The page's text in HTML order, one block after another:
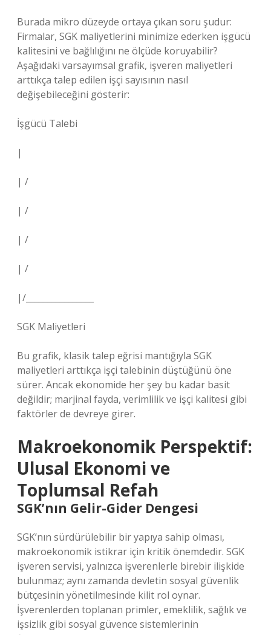
Burada mikro düzeyde ortaya çıkan soru şudur:
Firmalar, SGK maliyetlerini minimize ederken işgücü
kalitesini ve bağlılığını ne ölçüde koruyabilir?
Aşağıdaki varsayımsal grafik, işveren maliyetleri
arttıkça talep edilen işçi sayısının nasıl
değişebileceğini gösterir:
İşgücü Talebi
|
| /
| /
| /
| /
|/________________
SGK Maliyetleri
Bu grafik, klasik talep eğrisi mantığıyla SGK
maliyetleri arttıkça işçi talebinin düştüğünü öne
sürer. Ancak ekonomide her şey bu kadar basit
değildir; marjinal fayda, verimlilik ve işçi kalitesi gibi
faktörler de devreye girer.
Makroekonomik Perspektif:
Ulusal Ekonomi ve
Toplumsal Refah
SGK’nın Gelir-Gider Dengesi
SGK’nın sürdürülebilir bir yapıya sahip olması,
makroekonomik istikrar için kritik önemdedir. SGK
işveren servisi, yalnızca işverenlerle birebir ilişkide
bulunmaz; aynı zamanda devletin sosyal güvenlik
bütçesinin yönetilmesinde kilit rol oynar.
İşverenlerden toplanan primler, emeklilik, sağlık ve
işsizlik gibi sosyal güvence sistemlerinin